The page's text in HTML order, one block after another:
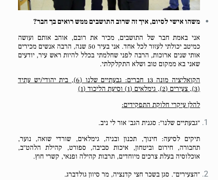
משהו אישי לסיום, איך זה שרוב התושבים ממש רואים בך חבר?
אני באמת חבר של התושבים, מכיר את רובם, אוהב אותם ועושה
כמיטב יכולתי לעזור לכל אחד. אני בעיר 50 שנה, הרבה אנשים מכירים
אותי שנים ארוכות, הרבה לפני שחלמתי בכלל להיות ראש עיר, יודעים
שאני בא ממקום טוב ושלא התקלקלתי.
הקואליציה מונה 13 חברים: גבעתיים שלנו (6), בית יהודי/יש עתיד
(3), צעירים (2), גימלאים (1) וסיעת הליכוד (1)
להלן עיקרי חלוקת התפקידים:
״גבעתיים שלנו״: סגנית הגב׳ אור לי ניב.
תיקים לסיעה: חינוך, תכנון ובניה, גימלאים, שורדי שואה, נוער,
תחבורה, חירום וביטחון, איכות סביבה, ספורט, קהילת הלהט״ב,
אוכלוסיה בעלת צרכים מיוחדים, תרבות קהילה ופנאי, קשרי חוץ.
״הצעירים״. סגן בשכר חצי קדנציה, מר סיוון גולדברג.